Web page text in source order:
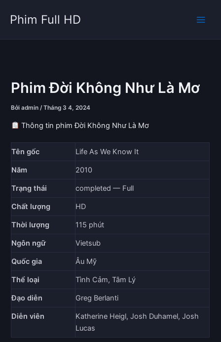
dung
Phim Full HD
Phim Đời Không Như Là Mơ
Bởiadmin/Tháng 3 4, 2024
Thông tin phim Đời Không Như Là Mơ
Tên gốc Life As We Know It
Năm 2010
Trạng thái completed — Full
Chất lượng HD
Thời lượng 115 phút
Ngôn ngữ Vietsub
Quốc gia Âu Mỹ
Thể loại Tình Cảm, Tâm Lý
Đạo diễn Greg Berlanti
Diễn viên
Katherine Heigl, Josh Duhamel, Josh
Lucas